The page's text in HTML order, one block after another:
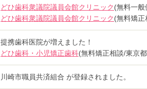
どひ歯科衆議院議員会館クリニック(無料一
どひ歯科衆議院議員会館クリニック(無料矯
提携歯科医院が増えました！
どひ歯科・小児矯正歯科(無料矯正相談/東京
川崎市職員共済組合 が登録されました。